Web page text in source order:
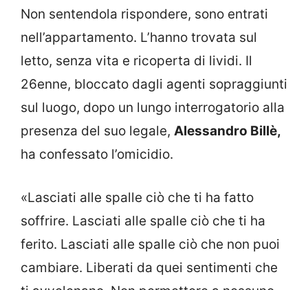
Non sentendola rispondere, sono entrati
nell’appartamento. L’hanno trovata sul
letto, senza vita e ricoperta di lividi. Il
26enne, bloccato dagli agenti sopraggiunti
sul luogo, dopo un lungo interrogatorio alla
presenza del suo legale, Alessandro Billè,
ha confessato l’omicidio.
«Lasciati alle spalle ciò che ti ha fatto
soffrire. Lasciati alle spalle ciò che ti ha
ferito. Lasciati alle spalle ciò che non puoi
cambiare. Liberati da quei sentimenti che